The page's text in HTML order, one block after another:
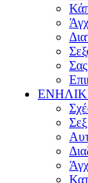
Σεξ